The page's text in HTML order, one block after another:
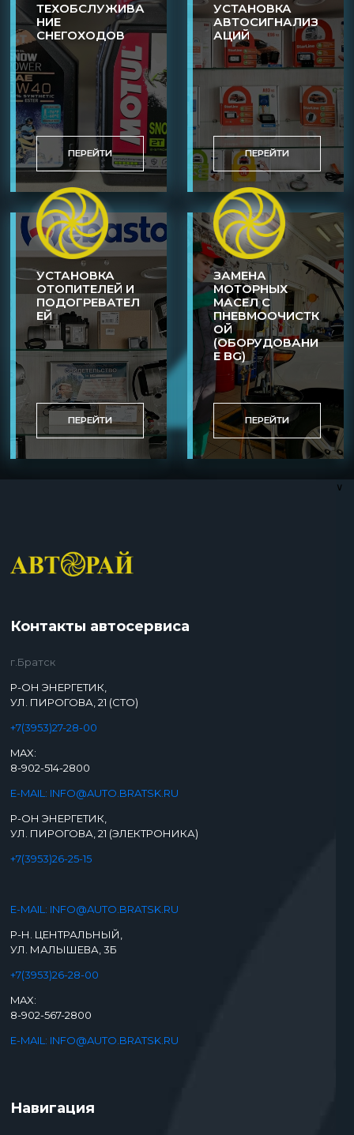
ТЕХОБСЛУЖИВА
НИЕ
СНЕГОХОДОВ
ПЕРЕЙТИ
УСТАНОВКА
АВТОСИГНАЛИЗ
АЦИЙ
ПЕРЕЙТИ
УСТАНОВКА
ОТОПИТЕЛЕЙ И
ПОДОГРЕВАТЕЛ
ЕЙ
ПЕРЕЙТИ
ЗАМЕНА
МОТОРНЫХ
МАСЕЛ С
ПНЕВМООЧИСТК
ОЙ
(ОБОРУДОВАНИ
Е BG)
ПЕРЕЙТИ
∨
Контакты автосервиса
г.Братск
Р-ОН ЭНЕРГЕТИК,
УЛ. ПИРОГОВА, 21 (СТО)
+7(3953)27-28-00
MAX:
8-902-514-2800
E-MAIL: INFO@AUTO.BRATSK.RU
Р-ОН ЭНЕРГЕТИК,
УЛ. ПИРОГОВА, 21 (ЭЛЕКТРОНИКА)
+7(3953)26-25-15
E-MAIL: INFO@AUTO.BRATSK.RU
Р-Н. ЦЕНТРАЛЬНЫЙ,
УЛ. МАЛЫШЕВА, 3Б
+7(3953)26-28-00
MAX:
8-902-567-2800
E-MAIL: INFO@AUTO.BRATSK.RU
Навигация